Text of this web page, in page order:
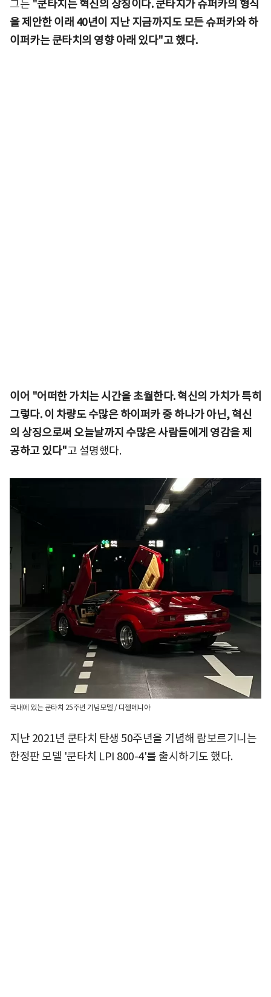
그는 "쿤타치는 혁신의 상징이다. 쿤타치가 슈퍼카의 형식
을 제안한 이래 40년이 지난 지금까지도 모든 슈퍼카와 하
이퍼카는 쿤타치의 영향 아래 있다"고 했다.
이어 "어떠한 가치는 시간을 초월한다. 혁신의 가치가 특히
그렇다. 이 차량도 수많은 하이퍼카 중 하나가 아닌, 혁신
의 상징으로써 오늘날까지 수많은 사람들에게 영감을 제
공하고 있다"고 설명했다.
국내에 있는 쿤타치 25주년 기념모델 / 디젤메니아
지난 2021년 쿤타치 탄생 50주년을 기념해 람보르기니는
한정판 모델 '쿤타치 LPI 800-4'를 출시하기도 했다.